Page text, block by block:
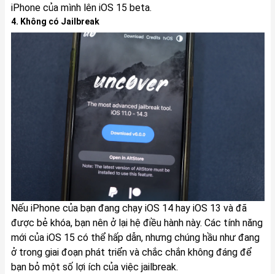
iPhone của mình lên iOS 15 beta.
4. Không có Jailbreak
Nếu iPhone của bạn đang chạy iOS 14 hay iOS 13 và đã
được bẻ khóa, bạn nên ở lại hệ điều hành này. Các tính năng
mới của iOS 15 có thể hấp dẫn, nhưng chúng hầu như đang
ở trong giai đoạn phát triển và chắc chắn không đáng để
bạn bỏ một số lợi ích của việc jailbreak.